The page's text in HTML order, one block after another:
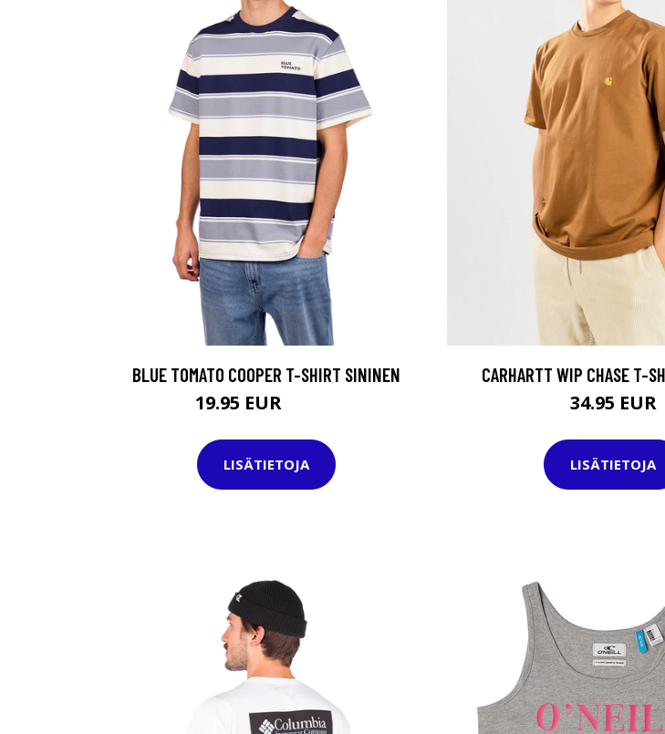
BLUE TOMATO COOPER T-SHIRT SININEN
19.95 EUR
LISÄTIETOJA
CARHARTT WIP CHASE T-
34.95 EUR
LISÄTIETOJA